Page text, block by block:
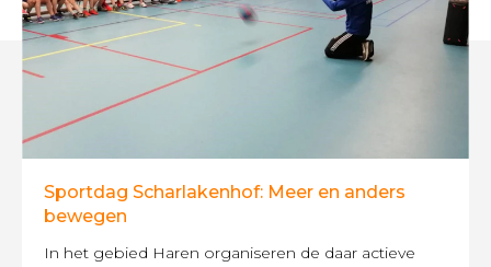
Sportdag Scharlakenhof: Meer en anders
bewegen
In het gebied Haren organiseren de daar actieve